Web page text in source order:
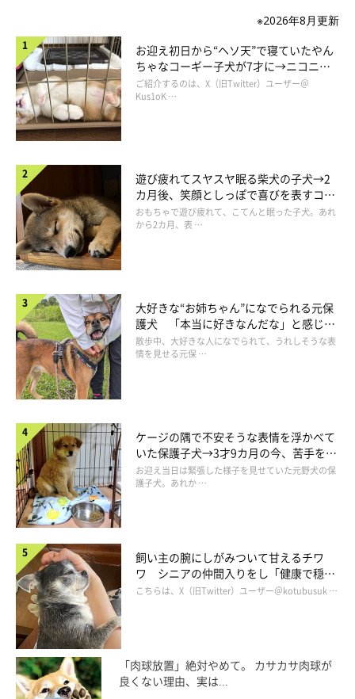
※2026年8月更新
お迎え初日から“ヘソ天”で寝ていたやん
ちゃなコーギー子犬が7才に→ニコニ
コ“コーギースマイル”が魅力のコに成
長！
ご紹介するのは、X（旧Twitter）ユーザー＠
Kus1oK …
遊び疲れてスヤスヤ眠る柴犬の子犬→2
カ月後、笑顔としっぽで喜びを表すコに
成長！
おもちゃで遊び疲れて、こてんと眠った子犬。あれ
から2カ月、表 …
大好きな“お姉ちゃん”になでられる元保
護犬 「本当に好きなんだな」と感じる
表情にほっこり
散歩中、大好きな人になでられて、うれしそうな表
情を見せる元保 …
ケージの隅で不安そうな表情を浮かべて
いた保護子犬→3才9カ月の今、苦手を克
服し頼もしいコに成長！
お迎え当日は緊張した様子を見せていた元野犬の保
護子犬。あれか …
飼い主の腕にしがみついて甘えるチワ
ワ シニアの仲間入りをし「健康で穏や
かな暮らしが続いてほしい」と願う
こちらは、X（旧Twitter）ユーザー＠kotubusuk …
「肉球放置」絶対やめて。 カサカサ肉球が
良くない理由、実は...